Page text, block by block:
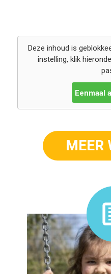
Deze inhoud is
instelling, klik
Eenmaal
MEER